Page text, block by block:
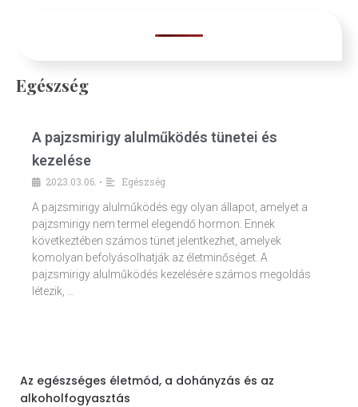
Egészség
A pajzsmirigy alulműködés tünetei és
kezelése
2023.03.06. •
Egészség
A pajzsmirigy alulműködés egy olyan állapot, amelyet a
pajzsmirigy nem termel elegendő hormon. Ennek
következtében számos tünet jelentkezhet, amelyek
komolyan befolyásolhatják az életminőséget. A
pajzsmirigy alulműködés kezelésére számos megoldás
létezik, …
Az egészséges életmód, a dohányzás és az
alkoholfogyasztás